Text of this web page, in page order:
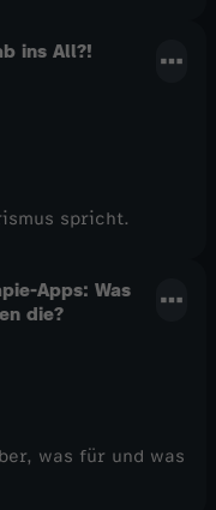
ins All?!
spricht.
Apps: Was
die?
was für und was